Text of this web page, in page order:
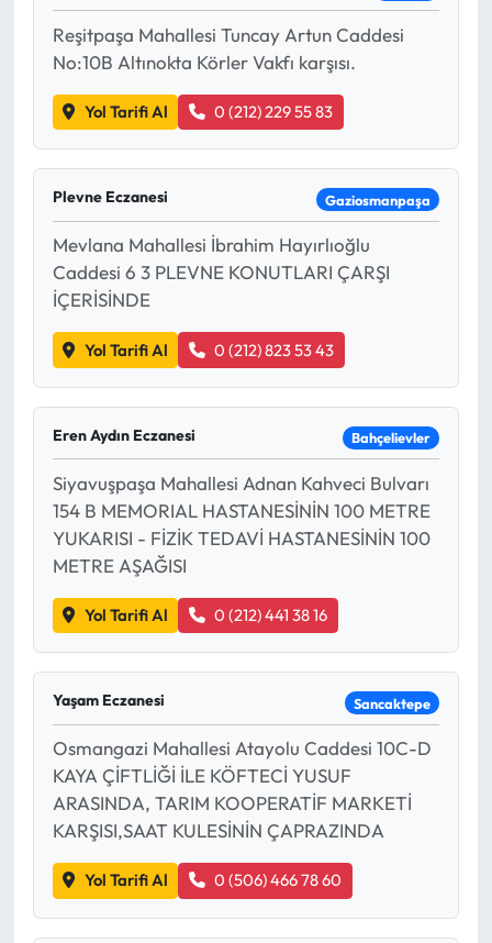
Reşitpaşa Mahallesi Tuncay Artun Caddesi
No:10B Altınokta Körler Vakfı karşısı.
Yol Tarifi Al 0 (212) 229 55 83
Plevne Eczanesi Gaziosmanpaşa
Mevlana Mahallesi İbrahim Hayırlıoğlu
Caddesi 6 3 PLEVNE KONUTLARI ÇARŞI
İÇERİSİNDE
Yol Tarifi Al 0 (212) 823 53 43
Eren Aydın Eczanesi Bahçelievler
Siyavuşpaşa Mahallesi Adnan Kahveci Bulvarı
154 B MEMORIAL HASTANESİNİN 100 METRE
YUKARISI - FİZİK TEDAVİ HASTANESİNİN 100
METRE AŞAĞISI
Yol Tarifi Al 0 (212) 441 38 16
Yaşam Eczanesi Sancaktepe
Osmangazi Mahallesi Atayolu Caddesi 10C-D
KAYA ÇİFTLİĞİ İLE KÖFTECİ YUSUF
ARASINDA, TARIM KOOPERATİF MARKETİ
KARŞISI,SAAT KULESİNİN ÇAPRAZINDA
Yol Tarifi Al 0 (506) 466 78 60